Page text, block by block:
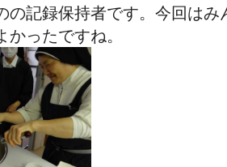
の記録保持者です。今回はみ
かったですね。